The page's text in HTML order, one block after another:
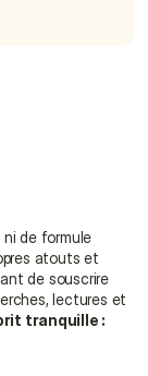
ni de formule
atouts et
de souscrire
lectures et
tranquille :